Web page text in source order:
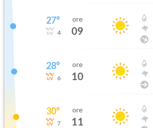
27°
4
ore
09
28°
6
ore
10
30°
7
ore
11